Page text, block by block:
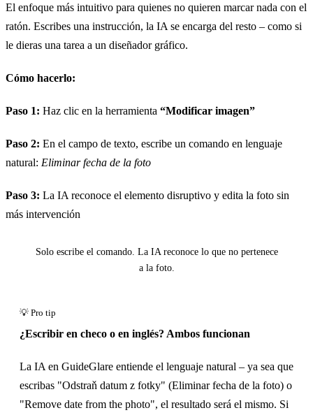
El enfoque más intuitivo para quienes no quieren marcar nada con el
ratón. Escribes una instrucción, la IA se encarga del resto – como si
le dieras una tarea a un diseñador gráfico.
Cómo hacerlo:
Paso 1: Haz clic en la herramienta “Modificar imagen”
Paso 2: En el campo de texto, escribe un comando en lenguaje
natural: Eliminar fecha de la foto
Paso 3: La IA reconoce el elemento disruptivo y edita la foto sin
más intervención
Antes
Solo escribe el comando. La IA reconoce lo que no pertenece
a la foto.
¿Escribir en checo o en inglés? Ambos funcionan
La IA en GuideGlare entiende el lenguaje natural – ya sea que
escribas "Odstraň datum z fotky" (Eliminar fecha de la foto) o
"Remove date from the photo", el resultado será el mismo. Si